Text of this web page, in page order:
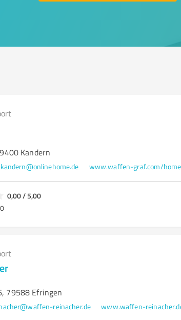
Kandern
www.waffen-graf.com/
0,00 / 5,00
0
79588 Efringen
reinacher.de www.waffen-